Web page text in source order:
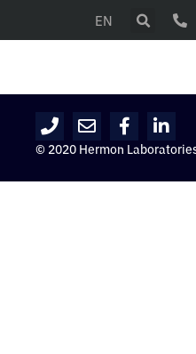
EN
© 2020 Hermon